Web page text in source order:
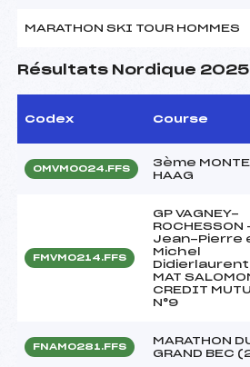
MARATHON SKI TOUR HOMMES
Résultats Nordique 2025
Codex Course
OMVM0024.FFS
3ème
HAAG
FMVM0214.FFS
GP VAGNEY-
ROCHESSON
Jean-Pierre
Michel
Didierlaurent
MAT
CREDIT
N°9
FNAM0281.FFS
MARATHON
GRAND BEC